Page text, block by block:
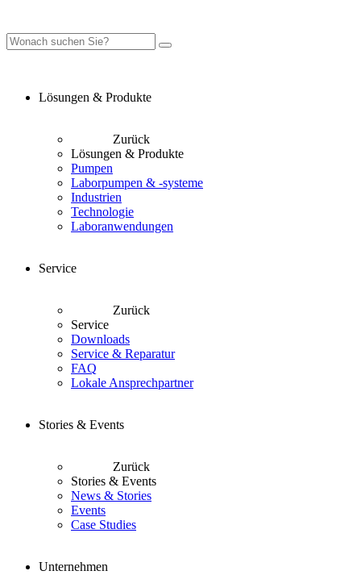
Lösungen & Produkte
Zurück
Lösungen & Produkte
Pumpen
Laborpumpen & -systeme
Industrien
Technologie
Laboranwendungen
Service
Zurück
Service
Downloads
Service & Reparatur
FAQ
Lokale Ansprechpartner
Stories & Events
Zurück
Stories & Events
News & Stories
Events
Case Studies
Unternehmen